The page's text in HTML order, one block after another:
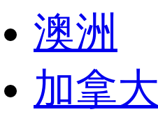
澳洲
加拿大